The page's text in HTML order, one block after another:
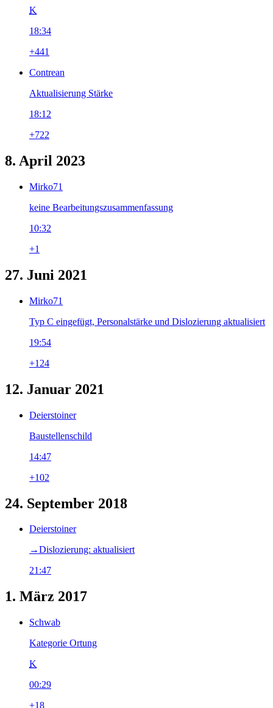
K
18:34
+441
Contrean
Aktualisierung Stärke
18:12
+722
8. April 2023
Mirko71
keine Bearbeitungszusammenfassung
10:32
+1
27. Juni 2021
Mirko71
Typ C eingefügt, Personalstärke und Dislozierung aktualisiert
19:54
+124
12. Januar 2021
Deierstoiner
Baustellenschild
14:47
+102
24. September 2018
Deierstoiner
→‎Dislozierung: aktualisiert
21:47
1. März 2017
Schwab
Kategorie Ortung
K
00:29
+18